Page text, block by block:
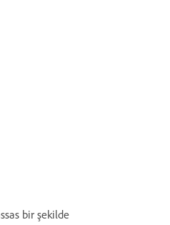
bir şekilde